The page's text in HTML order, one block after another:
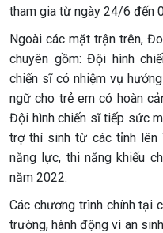
tham gia từ ngày 24/6 đến
Ngoài các mặt trận trên,
chuyên gồm: Đội hình
chiến sĩ có nhiệm vụ
ngữ cho trẻ em có hoàn
Đội hình chiến sĩ tiếp sức
trợ thí sinh từ các tỉnh lên
năng lực, thi năng khiếu
năm 2022.
Các chương trình chính tại
trường, hành động vì an